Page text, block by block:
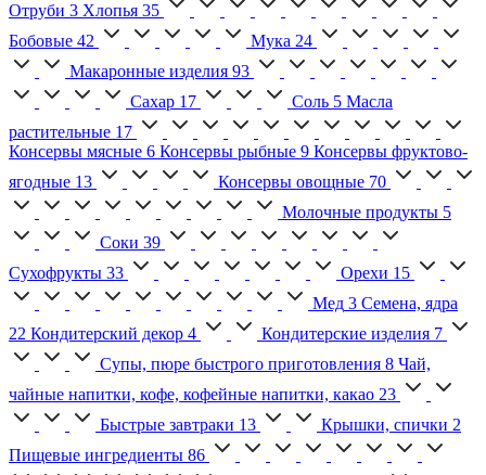
Отруби 3 Хлопья 35
Бобовые 42 Мука 24
Макаронные изделия 93
Сахар 17 Соль 5 Масла
растительные 17
Консервы мясные 6 Консервы рыбные 9 Консервы фруктово-
ягодные 13 Консервы овощные 70
Молочные продукты 5
Соки 39
Сухофрукты 33 Орехи 15
Мед 3 Семена, ядра
22 Кондитерский декор 4 Кондитерские изделия 7
Супы, пюре быстрого приготовления 8 Чай,
чайные напитки, кофе, кофейные напитки, какао 23
Быстрые завтраки 13 Крышки, спички 2
Пищевые ингредиенты 86